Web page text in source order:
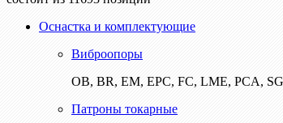
Оснастка и комплектующие
Виброопоры
ОВ, BR, EM, EPC, FC, LME, PCA,
Патроны токарные